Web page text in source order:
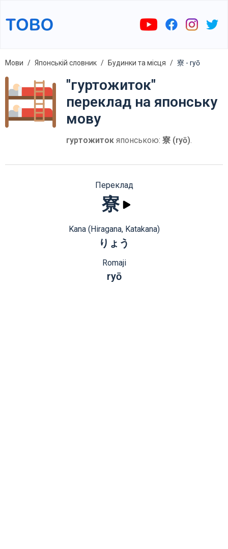
Мови Японській словник Будинки та місця 寮 - ryō
"гуртожиток"
переклад на японську
мову
гуртожиток японською: 寮 (ryō).
Переклад
寮
Kana (Hiragana, Katakana)
りょう
Romaji
ryō